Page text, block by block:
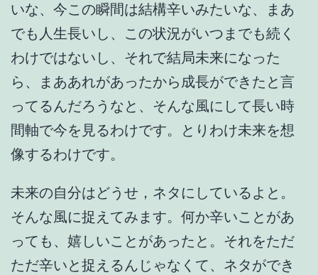
いな、今この瞬間は結構辛いみたいな、まあ
でも人生長いし、この状況がいつまでも続く
わけではないし、それで結局未来になった
ら、まああれがあったから成長ができたと言
ってるんだろうなと、そんな風にして長い時
間軸で今を見るわけです。とりわけ未来を想
像するわけです。
未来の自分はどうせ，ネタにしているよと。
そんな風に捉えてみます。何か辛いことがあ
っても、嬉しいことがあったと。それをただ
ただ辛いと捉えるんじゃなくて、ネタができ